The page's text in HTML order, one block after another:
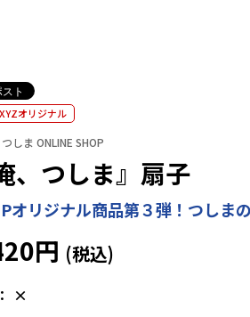
オリジナル
しま ONLINE SHOP
、つしま』扇子
オリジナル商品第３弾！つしま
円
×